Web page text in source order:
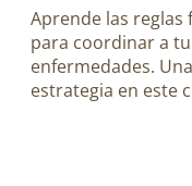
Aprende las reglas
para coordinar a
enfermedades.
estrategia en este